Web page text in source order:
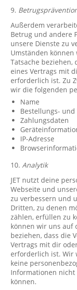
9.
Außerdem
Betrug und andere
unsere Dienste zu
Umständen
Tatsache
eines Vertrags mit
erforderlich ist. Zu
wir die folgenden
Name
Bestellungs-
Zahlungsdaten
IP-Adresse
10.Analytik
JET nutzt deine
Webseite und
zu verbessern und
Dritten, zu denen
zählen, erfüllen zu
können wir uns auf
beziehen, dass die
Vertrags mit dir
erforderlich ist. Wir
keine
Informationen
können.